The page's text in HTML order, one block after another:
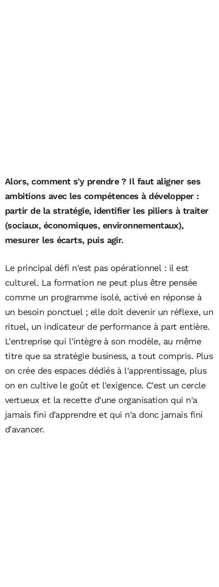
Alors, comment s'y prendre ? Il faut aligner ses
ambitions avec les compétences à développer :
partir de la stratégie, identifier les piliers à traiter
(sociaux, économiques, environnementaux),
mesurer les écarts, puis agir.
Le principal défi n'est pas opérationnel : il est
culturel. La formation ne peut plus être pensée
comme un programme isolé, activé en réponse à
un besoin ponctuel ; elle doit devenir un réflexe, un
rituel, un indicateur de performance à part entière.
L'entreprise qui l'intègre à son modèle, au même
titre que sa stratégie business, a tout compris. Plus
on crée des espaces dédiés à l'apprentissage, plus
on en cultive le goût et l'exigence. C'est un cercle
vertueux et la recette d'une organisation qui n'a
jamais fini d'apprendre et qui n'a donc jamais fini
d'avancer.